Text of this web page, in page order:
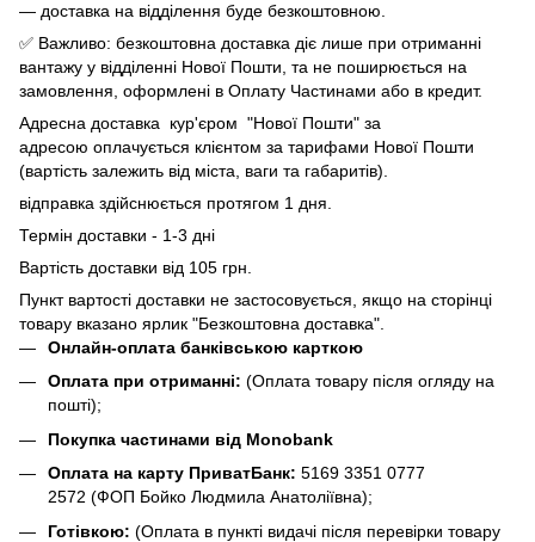
— доставка на відділення буде безкоштовною.
✅ Важливо: безкоштовна доставка діє лише при отриманні
вантажу у відділенні Нової Пошти, та не поширюється на
замовлення, оформлені в Оплату Частинами або в кредит.
Адресна доставка кур'єром "Нової Пошти" за
адресою оплачується клієнтом за тарифами Нової Пошти
(вартість залежить від міста, ваги та габаритів).
відправка здійснюється протягом 1 дня.
Термін доставки - 1-3 дні
Вартість доставки від 105 грн.
Пункт вартості доставки не застосовується, якщо на сторінці
товару вказано ярлик "Безкоштовна доставка".
Онлайн-оплата банківською карткою
Оплата при отриманні: (Оплата товару після огляду на
пошті);
Покупка частинами від Monobank
Оплата на карту ПриватБанк: 5169 3351 0777
2572 (ФОП Бойко Людмила Анатоліївна);
Готівкою: (Оплата в пункті видачі після перевірки товару